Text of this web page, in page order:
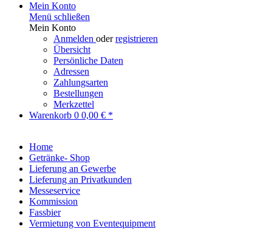
Mein Konto
Menü schließen
Mein Konto
Anmelden oderregistrieren
Übersicht
Persönliche Daten
Adressen
Zahlungsarten
Bestellungen
Merkzettel
Warenkorb 0 0,00 € *
Home
Getränke- Shop
Lieferung an Gewerbe
Lieferung an Privatkunden
Messeservice
Kommission
Fassbier
Vermietung von Eventequipment